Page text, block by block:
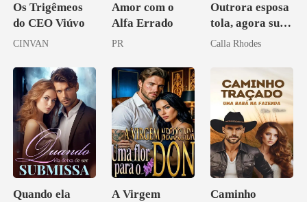
Os Trigêmeos
do CEO Viúvo
CINVAN
Amor com o
Alfa Errado
PR
Outrora esposa
tola, agora sua
obsessão eterna
Calla Rhodes
Quando ela
A Virgem
Caminho